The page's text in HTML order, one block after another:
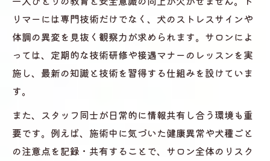
リマーには専門技術だけでなく、犬のストレスサインや
体調の異変を見抜く観察力が求められます。サロンによ
っては、定期的な技術研修や接遇マナーのレッスンを実
施し、最新の知識と技術を習得する仕組みを設けていま
す。
また、スタッフ同士が日常的に情報共有し合う環境も重
要です。例えば、施術中に気づいた健康異常や犬種ごと
の注意点を記録・共有することで、サロン全体のリスク